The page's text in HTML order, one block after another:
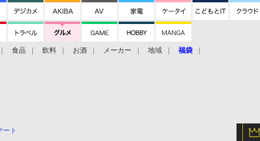
食品 飲料 お酒 メーカー 地域 福袋
ート